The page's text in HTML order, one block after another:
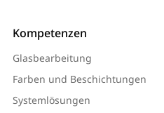
Kompetenzen
Glasbearbeitung
Farben und Beschichtungen
Systemlösungen